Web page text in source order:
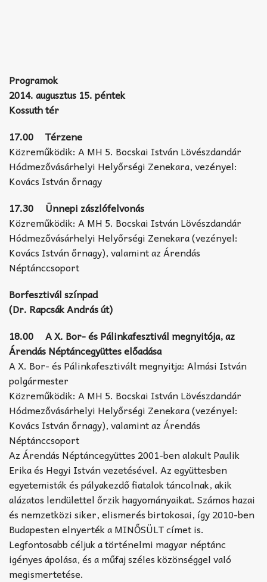
Programok
2014. augusztus 15. péntek
Kossuth tér
17.00 Térzene
Közreműködik: A MH 5. Bocskai István Lövészdandár
Hódmezővásárhelyi Helyőrségi Zenekara, vezényel:
Kovács István őrnagy
17.30 Ünnepi zászlófelvonás
Közreműködik: A MH 5. Bocskai István Lövészdandár
Hódmezővásárhelyi Helyőrségi Zenekara (vezényel:
Kovács István őrnagy), valamint az Árendás
Néptánccsoport
Borfesztivál színpad
(Dr. Rapcsák András út)
18.00 A X. Bor- és Pálinkafesztivál megnyitója, az
Árendás Néptáncegyüttes előadása
A X. Bor- és Pálinkafesztivált megnyitja: Almási István
polgármester
Közreműködik: A MH 5. Bocskai István Lövészdandár
Hódmezővásárhelyi Helyőrségi Zenekara (vezényel:
Kovács István őrnagy), valamint az Árendás
Néptánccsoport
Az Árendás Néptáncegyüttes 2001-ben alakult Paulik
Erika és Hegyi István vezetésével. Az együttesben
egyetemisták és pályakezdő fiatalok táncolnak, akik
alázatos lendülettel őrzik hagyományaikat. Számos hazai
és nemzetközi siker, elismerés birtokosai, így 2010-ben
Budapesten elnyerték a MINŐSÜLT címet is.
Legfontosabb céljuk a történelmi magyar néptánc
igényes ápolása, és a műfaj széles közönséggel való
megismertetése.